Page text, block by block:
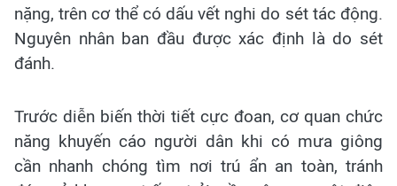
nặng, trên cơ thể có dấu vết nghi do sét tác động.
Nguyên nhân ban đầu được xác định là do sét
đánh.
Trước diễn biến thời tiết cực đoan, cơ quan chức
năng khuyến cáo người dân khi có mưa giông
cần nhanh chóng tìm nơi trú ẩn an toàn, tránh